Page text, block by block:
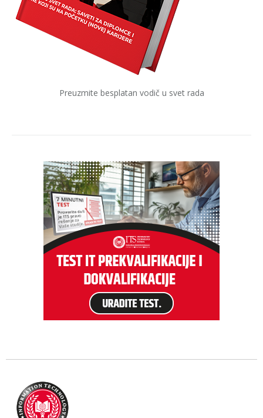
Preuzmite besplatan vodič u svet rada